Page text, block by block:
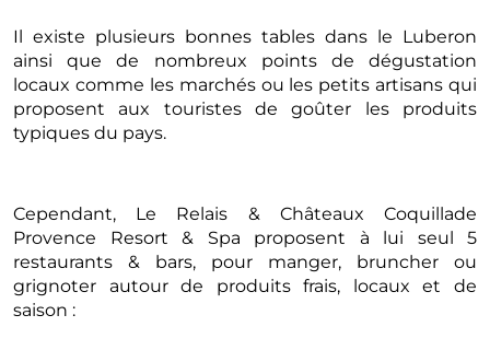
Il existe plusieurs bonnes tables dans le Luberon
ainsi que de nombreux points de dégustation
locaux comme les marchés ou les petits artisans qui
proposent aux touristes de goûter les produits
typiques du pays.
Cependant, Le Relais & Châteaux Coquillade
Provence Resort & Spa proposent à lui seul 5
restaurants & bars, pour manger, bruncher ou
grignoter autour de produits frais, locaux et de
saison :